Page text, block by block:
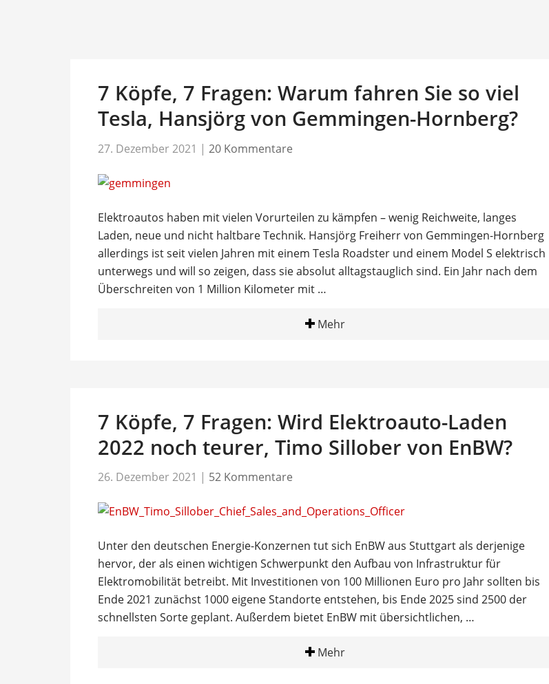
7 Köpfe, 7 Fragen: Warum fahren Sie so viel
Tesla, Hansjörg von Gemmingen-Hornberg?
27. Dezember 2021 | 20 Kommentare
Elektroautos haben mit vielen Vorurteilen zu kämpfen – wenig Reichweite, langes
Laden, neue und nicht haltbare Technik. Hansjörg Freiherr von Gemmingen-Hornberg
allerdings ist seit vielen Jahren mit einem Tesla Roadster und einem Model S elektrisch
unterwegs und will so zeigen, dass sie absolut alltagstauglich sind. Ein Jahr nach dem
Überschreiten von 1 Million Kilometer mit …
Mehr
7 Köpfe, 7 Fragen: Wird Elektroauto-Laden
2022 noch teurer, Timo Sillober von EnBW?
26. Dezember 2021 | 52 Kommentare
Unter den deutschen Energie-Konzernen tut sich EnBW aus Stuttgart als derjenige
hervor, der als einen wichtigen Schwerpunkt den Aufbau von Infrastruktur für
Elektromobilität betreibt. Mit Investitionen von 100 Millionen Euro pro Jahr sollten bis
Ende 2021 zunächst 1000 eigene Standorte entstehen, bis Ende 2025 sind 2500 der
schnellsten Sorte geplant. Außerdem bietet EnBW mit übersichtlichen, …
Mehr